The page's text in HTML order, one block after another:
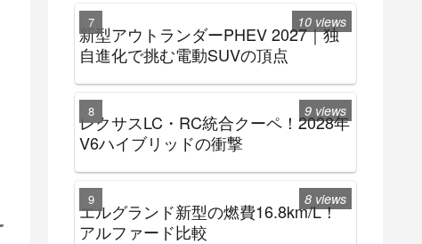
新型アウトランダーPHEV 2027｜独
自進化で挑む電動SUVの頂点
10 views
レクサスLC・RC統合クーペ！2028年
V6ハイブリッドの衝撃
9 views
エルグランド新型の燃費16.8km/L！
アルファード比較
8 views